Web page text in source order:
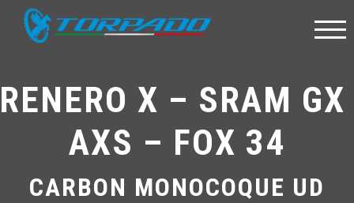
RENERO X – SRAM GX
AXS – FOX 34
CARBON MONOCOQUE UD